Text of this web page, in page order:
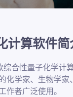
计算软件简
合性量子化学计
化学家、生物学家
作者广泛使用。